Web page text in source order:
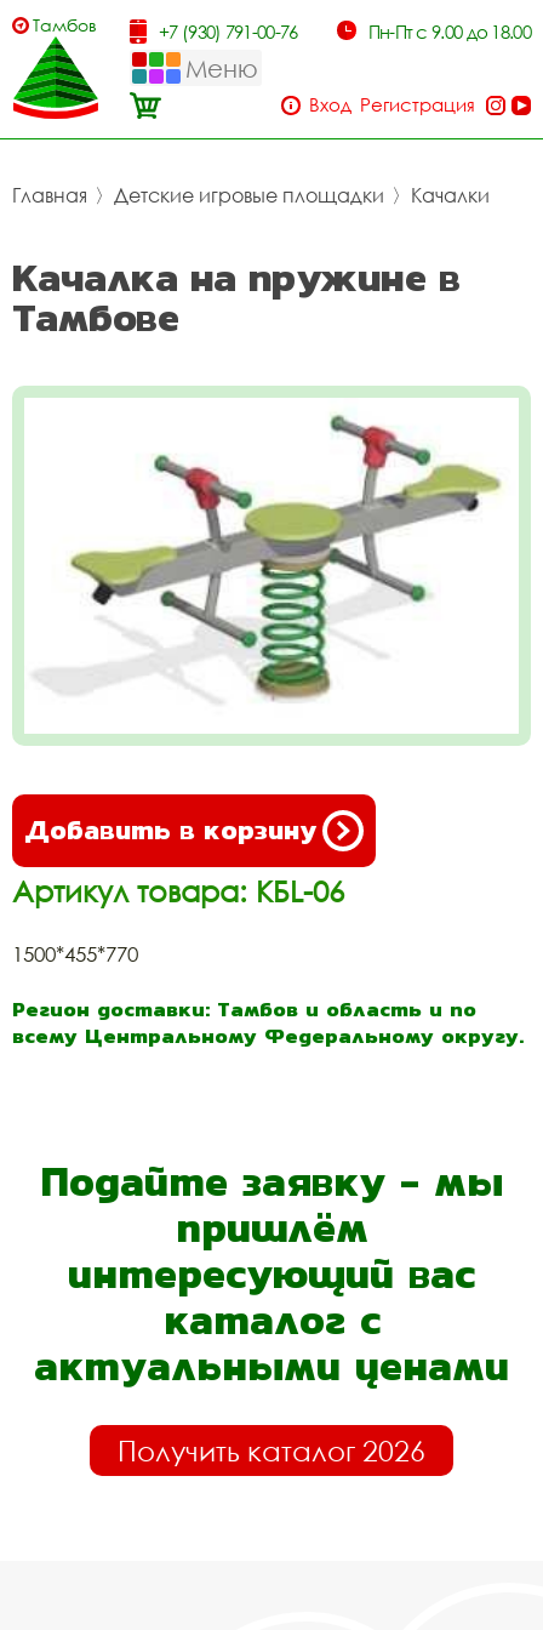
Тамбов +7 (930) 791-00-76 Пн-Пт с 9.00 до 18.00
Меню
Вход Регистрация
Главная 〉 Детские игровые площадки 〉 Качалки
Качалка на пружине в
Тамбове
Добавить в корзину
Артикул товара: КБL-06
1500*455*770
Регион доставки: Тамбов и область и по
всему Центральному Федеральному округу.
Подайте заявку - мы
пришлём
интересующий вас
каталог с
актуальными ценами
Получить каталог 2026